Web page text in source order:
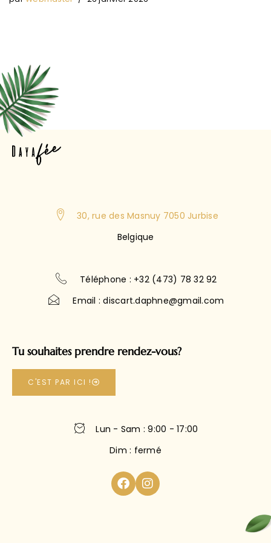
30, rue des Masnuy 7050 Jurbise
Belgique
Téléphone : +32 (473) 78 32 92
Email : discart.daphne@gmail.com
Tu souhaites prendre rendez-vous?
C'EST PAR ICI !
Lun - Sam : 9:00 - 17:00
Dim : fermé